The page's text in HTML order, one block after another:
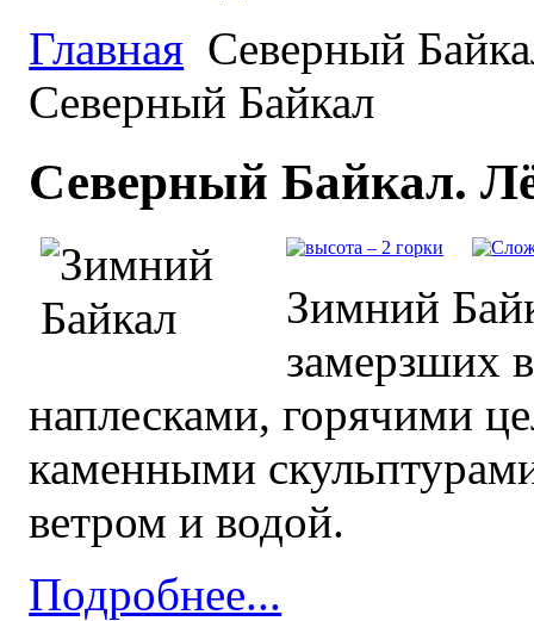
Главная Северный
Северный Байкал
Северный Байкал.
Зимний
замерзших
наплесками, горячими
каменными
ветром и водой.
Подробнее...